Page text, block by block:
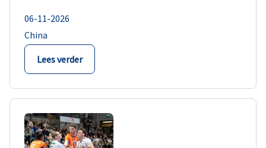
06-11-2026
China
Lees verder